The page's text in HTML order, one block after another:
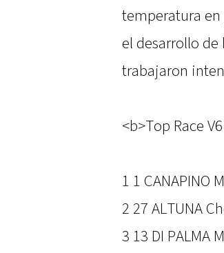
temperatura
el desarrollo
trabajaron
<b>Top Race
1 1 CANAPINO
2 27 ALTUNA
3 13 DI PALMA